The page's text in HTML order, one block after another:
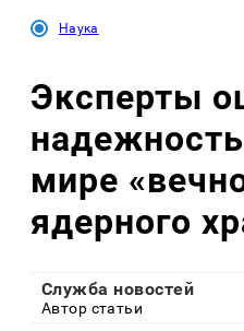
Наука
Эксперты
мире
ядерного
Служба новостей
Автор статьи